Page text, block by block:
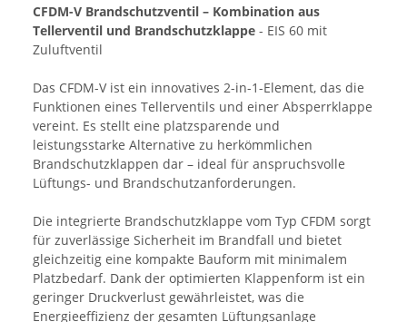
CFDM-V Brandschutzventil – Kombination aus
Tellerventil und Brandschutzklappe - EIS 60 mit
Zuluftventil
Das CFDM-V ist ein innovatives 2-in-1-Element, das die
Funktionen eines Tellerventils und einer Absperrklappe
vereint. Es stellt eine platzsparende und
leistungsstarke Alternative zu herkömmlichen
Brandschutzklappen dar – ideal für anspruchsvolle
Lüftungs- und Brandschutzanforderungen.
Die integrierte Brandschutzklappe vom Typ CFDM sorgt
für zuverlässige Sicherheit im Brandfall und bietet
gleichzeitig eine kompakte Bauform mit minimalem
Platzbedarf. Dank der optimierten Klappenform ist ein
geringer Druckverlust gewährleistet, was die
Energieeffizienz der gesamten Lüftungsanlage